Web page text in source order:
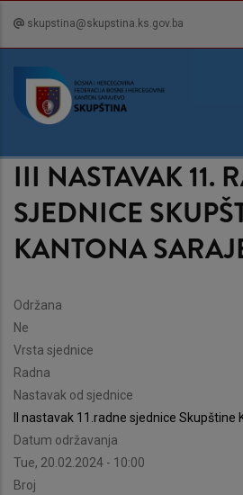
content
skupstina@skupstina.ks.gov.ba
III NASTAVAK 11.
SJEDNICE
KANTONA
Održana
Ne
Vrsta sjednice
Radna
Nastavak od sjednice
II nastavak 11.radne sjednice Skupštine
Datum održavanja
Tue, 20.02.2024 - 10:00
Broj